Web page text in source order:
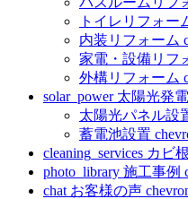
トイレリフォー
内装リフォーム
家電・設備リフ
外構リフォーム
solar_power 太陽光発電
太陽光パネル設
蓄電池設置
cleaning_services カビ
photo_library 施工事例
chat お客様の声